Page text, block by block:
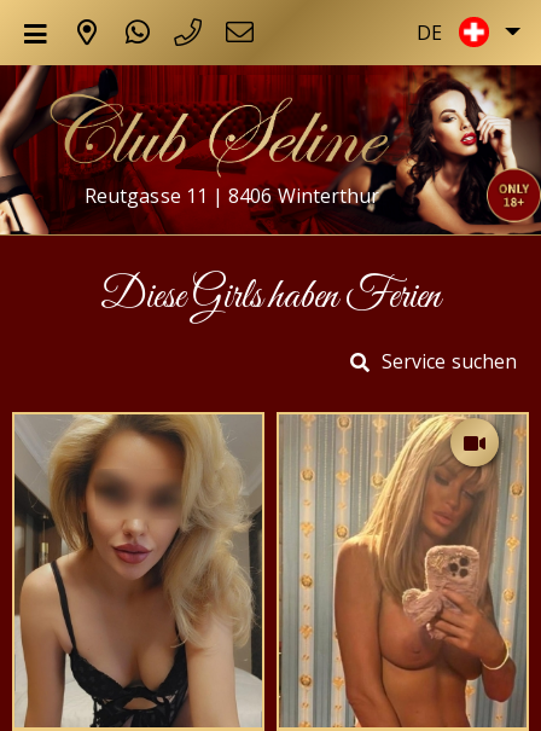
DE
Reutgasse 11 | 8406 Winterthur
Diese Girls haben Ferien
Service suchen